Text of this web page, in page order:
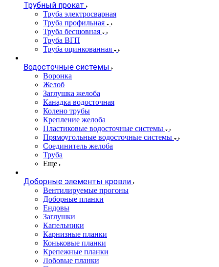
Трубный прокат
Труба электросварная
Труба профильная
Труба бесшовная
Труба ВГП
Труба оцинкованная
Водосточные системы
Воронка
Желоб
Заглушка желоба
Канадка водосточная
Колено трубы
Крепление желоба
Пластиковые водосточные системы
Прямоугольные водосточные системы
Соединитель желоба
Труба
Еще
Доборные элементы кровли
Вентилируемые прогоны
Доборные планки
Ендовы
Заглушки
Капельники
Карнизные планки
Коньковые планки
Крепежные планки
Лобовые планки